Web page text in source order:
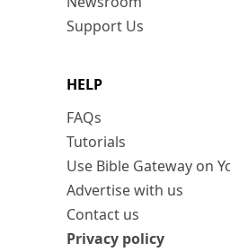
Support Us
HELP
FAQs
Tutorials
Use Bible Gateway on
Advertise with us
Contact us
Privacy policy